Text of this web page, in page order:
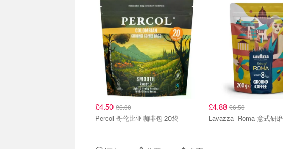
£4.50 £6.00
Percol 哥伦比亚咖啡包 20袋
£4.88£6.50
Lavazza Roma 意式